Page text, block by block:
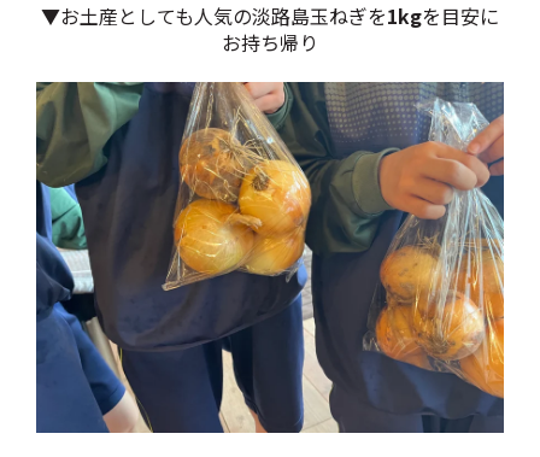
▼お土産としても人気の淡路島玉ねぎを1kgを目安に
お持ち帰り